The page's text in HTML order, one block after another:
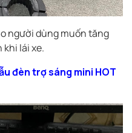
người dùng muốn tăng
khi lái xe.
đèn trợ sáng mini HOT